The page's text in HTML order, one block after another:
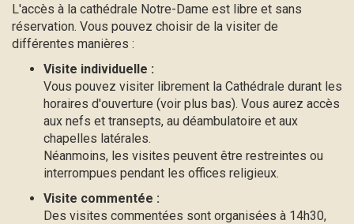
L'accès à la cathédrale Notre-Dame est libre et sans
réservation. Vous pouvez choisir de la visiter de
différentes manières :
Visite individuelle :
Vous pouvez visiter librement la Cathédrale durant les
horaires d'ouverture (voir plus bas). Vous aurez accès
aux nefs et transepts, au déambulatoire et aux
chapelles latérales.
Néanmoins, les visites peuvent être restreintes ou
interrompues pendant les offices religieux.
Visite commentée :
Des visites commentées sont organisées à 14h30,